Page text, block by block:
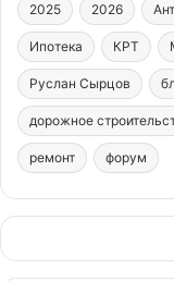
2025 2026
Ипотека КРТ
Руслан Сырцов
дорожное
ремонт форум